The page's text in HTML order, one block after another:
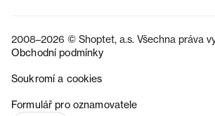
2008–2026 © Shoptet, a.s. Všechna práva
Obchodní podmínky
Soukromí a cookies
Formulář pro oznamovatele